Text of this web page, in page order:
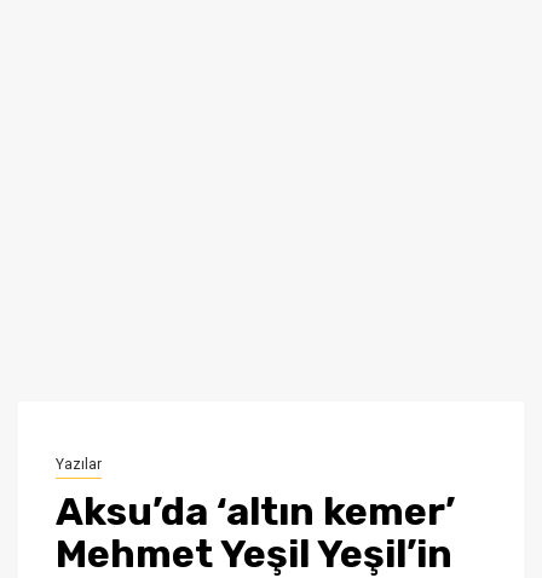
Yazılar
Aksu’da ‘altın kemer’
Mehmet Yeşil Yeşil’in